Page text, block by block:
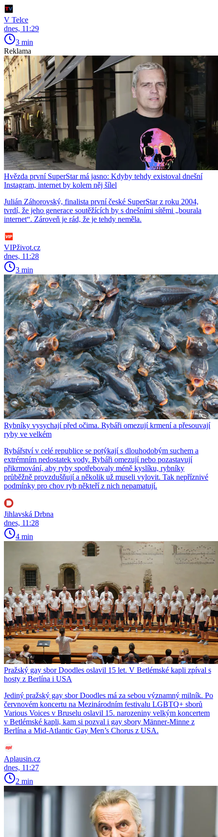
V Telce
dnes, 11:29
3 min
Reklama
Hvězda první SuperStar má jasno: Kdyby tehdy existoval dnešní
Instagram, internet by kolem něj šílel
Julián Záhorovský, finalista první české SuperStar z roku 2004,
tvrdí, že jeho generace soutěžících by s dnešními sítěmi „bourala
internet“. Zároveň je rád, že je tehdy neměla.
VIPživot.cz
dnes, 11:28
3 min
Rybníky vysychají před očima. Rybáři omezují krmení a přesouvají
ryby ve velkém
Rybářství v celé republice se potýkají s dlouhodobým suchem a
extrémním nedostatek vody. Rybáři omezují nebo pozastavují
přikrmování, aby ryby spotřebovaly méně kyslíku, rybníky
průběžně provzdušňují a několik už museli vylovit. Tak nepříznivé
podmínky pro chov ryb někteří z nich nepamatují.
Jihlavská Drbna
dnes, 11:28
4 min
Pražský gay sbor Doodles oslavil 15 let. V Betlémské kapli zpíval s
hosty z Berlína i USA
Jediný pražský gay sbor Doodles má za sebou významný milník. Po
červnovém koncertu na Mezinárodním festivalu LGBTQ+ sborů
Various Voices v Bruselu oslavil 15. narozeniny velkým koncertem
v Betlémské kapli, kam si pozval i gay sbory Männer-Minne z
Berlína a Mid-Atlantic Gay Men’s Chorus z USA.
Aplausin.cz
dnes, 11:27
2 min